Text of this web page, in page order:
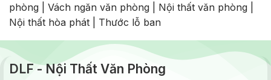
phòng
Vách ngăn văn phòng Nội thất văn phòng
Nội thất hòa phát
Thước lỗ ban
DLF - Nội Thất Văn Phòng